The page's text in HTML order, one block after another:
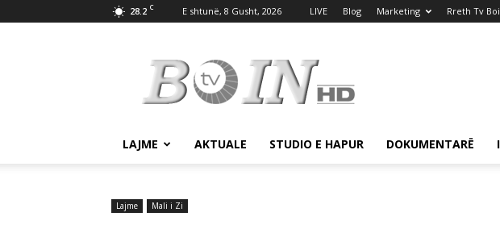
28.2 C E shtunë, 8 Gusht, 2026 LIVE Blog Marketing Rreth Tv
Boin
LAJME AKTUALE STUDIO E HAPUR DOKUMENTARË
Lajme Mali i Zi